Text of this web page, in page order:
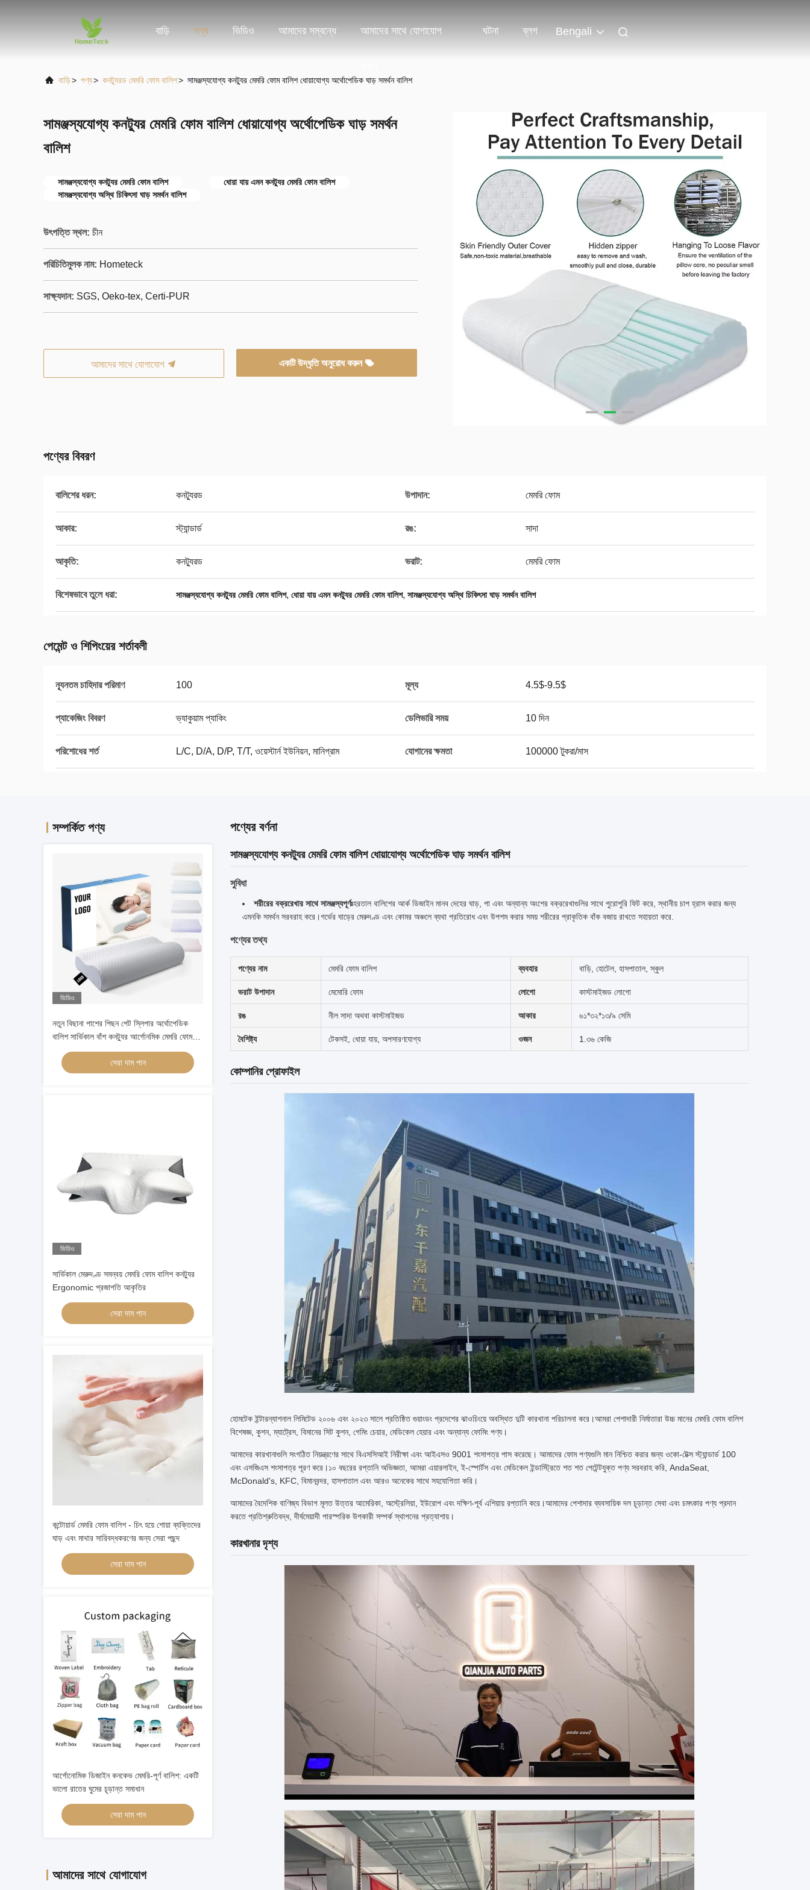
বাড়ি পণ্য ভিডিও আমাদের সম্বন্ধে আমাদের সাথে যোগাযোগ ঘটনা ব্লগ Bengali
বাড়ি> পণ্য> কনট্যুরড মেমরি ফোম বালিশ> সামঞ্জস্যযোগ্য কনট্যুর মেমরি ফোম বালিশ ধোয়াযোগ্য অর্থোপেডিক ঘাড় সমর্থন বালিশ
সামঞ্জস্যযোগ্য কনট্যুর মেমরি ফোম বালিশ ধোয়াযোগ্য অর্থোপেডিক ঘাড় সমর্থন
বালিশ
সামঞ্জস্যযোগ্য কনট্যুর মেমরি ফোম বালিশ
ধোয়া যায় এমন কনট্যুর মেমরি ফোম বালিশ
সামঞ্জস্যযোগ্য অস্থি চিকিৎসা ঘাড় সমর্থন বালিশ
উৎপত্তি স্থল: চীন
পরিচিতিমুলক নাম: Hometeck
সাক্ষ্যদান: SGS, Oeko-tex, Certi-PUR
আমাদের সাথে যোগাযোগ একটি উদ্ধৃতি অনুরোধ করুন
পণ্যের বিবরণ
বালিশের ধরন: কনট্যুরড উপাদান: মেমরি ফোম
আকার: স্ট্যান্ডার্ড রঙ: সাদা
আকৃতি: কনট্যুরড ভরাট: মেমরি ফোম
বিশেষভাবে তুলে ধরা: সামঞ্জস্যযোগ্য কনট্যুর মেমরি ফোম বালিশ, ধোয়া যায় এমন কনট্যুর মেমরি ফোম বালিশ, সামঞ্জস্যযোগ্য অস্থি চিকিৎসা ঘাড় সমর্থন বালিশ
পেমেন্ট ও শিপিংয়ের শর্তাবলী
ন্যূনতম চাহিদার পরিমাণ 100 মূল্য 4.5$-9.5$
প্যাকেজিং বিবরণ ভ্যাকুয়াম প্যাকিং ডেলিভারি সময় 10 দিন
পরিশোধের শর্ত L/C, D/A, D/P, T/T, ওয়েস্টার্ন ইউনিয়ন, মানিগ্রাম যোগানের ক্ষমতা 100000 টুকরা/মাস
সম্পর্কিত পণ্য
ভিডিও
নতুন বিছানা পাশের পিছন পেট স্লিপার অর্থোপেডিক
বালিশ সার্ভিকাল বাঁশ কনট্যুর আর্গোনমিক মেমরি ফোম
বালিশ অর্থোপেডিক হেড
সেরা দাম পান
ভিডিও
সার্ভিকাল মেরুদণ্ড সমন্বয় মেমরি ফোম বালিশ কনট্যুর
Ergonomic প্রজাপতি আকৃতির
সেরা দাম পান
কন্টোয়ার্ড মেমরি ফোম বালিশ - চিৎ হয়ে শোয়া ব্যক্তিদের
ঘাড় এবং মাথার সারিবদ্ধকরণের জন্য সেরা পছন্দ
সেরা দাম পান
আর্গোনোমিক ডিজাইন কনকেভ মেমরি-পূর্ণ বালিশ: একটি
ভালো রাতের ঘুমের চূড়ান্ত সমাধান
সেরা দাম পান
আমাদের সাথে যোগাযোগ
পণ্যের বর্ণনা
সামঞ্জস্যযোগ্য কনট্যুর মেমরি ফোম বালিশ ধোয়াযোগ্য অর্থোপেডিক ঘাড় সমর্থন বালিশ
সুবিধা
শরীরের বক্ররেখার সাথে সামঞ্জস্যপূর্ণঃহরতাল বালিশের আর্ক ডিজাইন মানব দেহের ঘাড়, পা এবং অন্যান্য অংশের বক্ররেখাগুলির সাথে পুরোপুরি ফিট করে, স্থানীয় চাপ হ্রাস করার জন্য
এমনকি সমর্থন সরবরাহ করে।গর্ভের ঘাড়ের মেরুদণ্ড এবং কোমর অঞ্চলে ব্যথা প্রতিরোধ এবং উপশম করার সময় শরীরের প্রাকৃতিক বাঁক বজায় রাখতে সহায়তা করে.
পণ্যের তথ্য
পণ্যের নাম মেমরি ফোম বালিশ ব্যবহার বাড়ি, হোটেল, হাসপাতাল, স্কুল
ভরাট উপাদান মেমোরি ফোম লোগো কাস্টমাইজড লোগো
রঙ নীল সাদা অথবা কাস্টমাইজড আকার ৬১*৩২*১৩/৯ সেমি
বৈশিষ্ট্য টেকসই, ধোয়া যায়, অপসারণযোগ্য ওজন 1.৩৬ কেজি
কোম্পানির প্রোফাইল
হোমটেক ইন্টারন্যাশনাল লিমিটেড ২০০৬ এবং ২০২৩ সালে প্রতিষ্ঠিত গুয়াংডং প্রদেশের ঝাওচিংয়ে অবস্থিত দুটি কারখানা পরিচালনা করে।আমরা পেশাদারী নির্মাতারা উচ্চ মানের মেমরি ফোম বালিশ
বিশেষজ্ঞ, কুশন, ম্যাট্রেস, বিমানের সিট কুশন, গেমিং চেয়ার, মেডিকেল হেয়ার এবং অন্যান্য ফোমিং পণ্য।
আমাদের কারখানাগুলি সংগঠিত নিয়ন্ত্রণের সাথে বিএসসিআই নিরীক্ষা এবং আইএসও 9001 শংসাপত্র পাস করেছে। আমাদের ফোম পণ্যগুলি মান নিশ্চিত করার জন্য ওকো-টেক্স স্ট্যান্ডার্ড 100
এবং এসজিএস শংসাপত্র পূরণ করে।১০ বছরের রপ্তানি অভিজ্ঞতা, আমরা এয়ারলাইন, ই-স্পোর্টস এবং মেডিকেল ইন্ডাস্ট্রিতে শত শত পেটেন্টযুক্ত পণ্য সরবরাহ করি, AndaSeat,
McDonald's, KFC, বিমানবন্দর, হাসপাতাল এবং আরও অনেকের সাথে সহযোগিতা করি।
আমাদের বৈদেশিক বাণিজ্য বিভাগ মূলত উত্তর আমেরিকা, অস্ট্রেলিয়া, ইউরোপ এবং দক্ষিণ-পূর্ব এশিয়ায় রপ্তানি করে।আমাদের পেশাদার ব্যবসায়িক দল চূড়ান্ত সেবা এবং চমৎকার পণ্য প্রদান
করতে প্রতিশ্রুতিবদ্ধ, দীর্ঘমেয়াদী পারস্পরিক উপকারী সম্পর্ক স্থাপনের প্রত্যাশায়।
কারখানার দৃশ্য